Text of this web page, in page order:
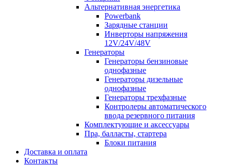
Альтернативная энергетика
Powerbank
Зарядные станции
Инверторы напряжения
12V/24V/48V
Генераторы
Генераторы бензиновые
однофазные
Генераторы дизельные
однофазные
Генераторы трехфазные
Контролеры автоматического
ввода резервного питания
Комплектующие и аксессуары
Пра, балласты, стартера
Блоки питания
Доставка и оплата
Контакты